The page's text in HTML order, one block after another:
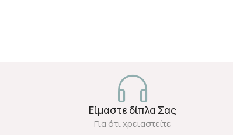
Είμαστε δίπλα Σας
Για ότι χρειαστείτε